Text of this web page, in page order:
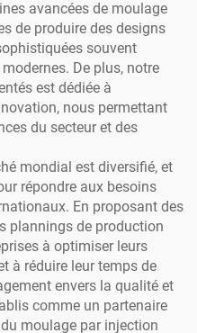
avancées de moulage
de produire des designs
souvent
De plus, notre
est dédiée à
nous permettant
du secteur et des
mondial est diversifié, et
répondre aux besoins
En proposant des
plannings de production
à optimiser leurs
à réduire leur temps de
envers la qualité et
comme un partenaire
moulage par injection